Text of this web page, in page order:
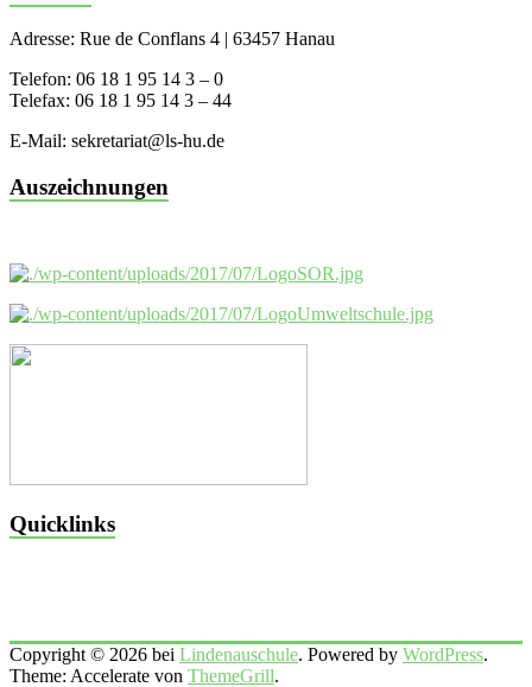
Adresse: Rue de Conflans 4 | 63457 Hanau
Telefon: 06 18 1 95 14 3 – 0
Telefax: 06 18 1 95 14 3 – 44
E-Mail: sekretariat@ls-hu.de
Auszeichnungen
Quicklinks
Copyright © 2026 bei Lindenauschule. Powered by WordPress.
Theme: Accelerate von ThemeGrill.